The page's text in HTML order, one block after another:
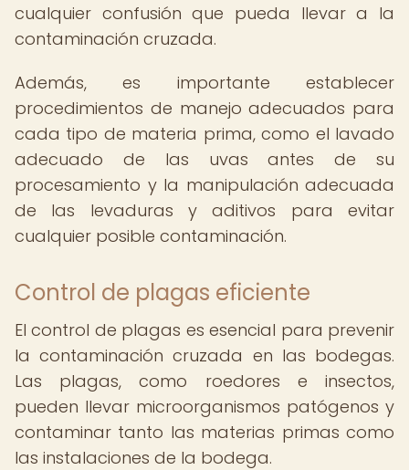
cualquier confusión que pueda llevar a la
contaminación cruzada.
Además, es importante establecer
procedimientos de manejo adecuados para
cada tipo de materia prima, como el lavado
adecuado de las uvas antes de su
procesamiento y la manipulación adecuada
de las levaduras y aditivos para evitar
cualquier posible contaminación.
Control de plagas eficiente
El control de plagas es esencial para prevenir
la contaminación cruzada en las bodegas.
Las plagas, como roedores e insectos,
pueden llevar microorganismos patógenos y
contaminar tanto las materias primas como
las instalaciones de la bodega.